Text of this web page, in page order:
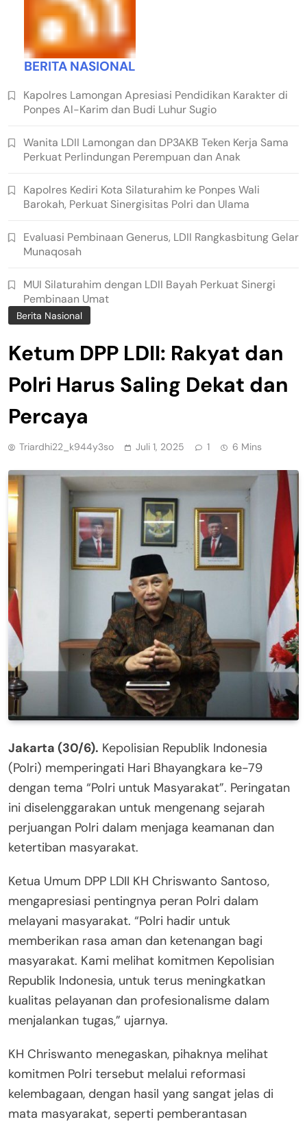
Berita Nasional
Ketum DPP LDII: Rakyat dan
Polri Harus Saling Dekat dan
Percaya
Triardhi22_k944y3so Juli 1, 2025 1 6 Mins
Jakarta (30/6). Kepolisian Republik Indonesia
(Polri) memperingati Hari Bhayangkara ke-79
dengan tema “Polri untuk Masyarakat”. Peringatan
ini diselenggarakan untuk mengenang sejarah
perjuangan Polri dalam menjaga keamanan dan
ketertiban masyarakat.
Ketua Umum DPP LDII KH Chriswanto Santoso,
mengapresiasi pentingnya peran Polri dalam
melayani masyarakat. “Polri hadir untuk
memberikan rasa aman dan ketenangan bagi
masyarakat. Kami melihat komitmen Kepolisian
Republik Indonesia, untuk terus meningkatkan
kualitas pelayanan dan profesionalisme dalam
menjalankan tugas,” ujarnya.
KH Chriswanto menegaskan, pihaknya melihat
komitmen Polri tersebut melalui reformasi
kelembagaan, dengan hasil yang sangat jelas di
mata masyarakat, seperti pemberantasan
BERITA NASIONAL
Kapolres Lamongan Apresiasi Pendidikan Karakter di
Ponpes Al-Karim dan Budi Luhur Sugio
Wanita LDII Lamongan dan DP3AKB Teken Kerja Sama
Perkuat Perlindungan Perempuan dan Anak
Kapolres Kediri Kota Silaturahim ke Ponpes Wali
Barokah, Perkuat Sinergisitas Polri dan Ulama
Evaluasi Pembinaan Generus, LDII Rangkasbitung Gelar
Munaqosah
MUI Silaturahim dengan LDII Bayah Perkuat Sinergi
Pembinaan Umat